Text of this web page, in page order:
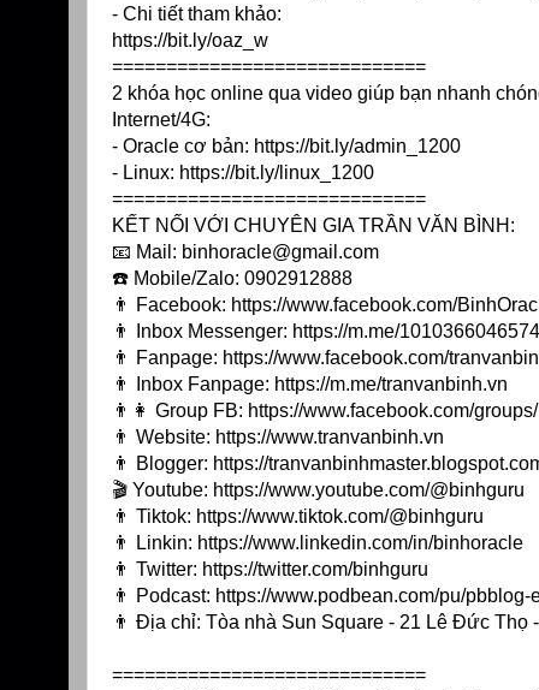
- Chi tiết tham khảo:
https://bit.ly/oaz_w
=============================
2 khóa học online qua video giúp bạn nhanh
Internet/4G:
- Oracle cơ bản: https://bit.ly/admin_1200
- Linux: https://bit.ly/linux_1200
=============================
KẾT NỐI VỚI CHUYÊN GIA TRẦN VĂN BÌNH:
📧 Mail: binhoracle@gmail.com
☎️ Mobile/Zalo: 0902912888
👨 Facebook: https://www.facebook.com/
👨 Inbox Messenger: https://m.me/
👨 Fanpage: https://www.facebook.com/
👨 Inbox Fanpage: https://m.me/tranvanbinh.vn
👨👩 Group FB: https://www.facebook.com/
👨 Website: https://www.tranvanbinh.vn
👨 Blogger: https://
🎬 Youtube: https://www.youtube.com/@binhguru
👨 Tiktok: https://www.tiktok.com/@binhguru
👨 Linkin: https://www.linkedin.com/in/binhoracle
👨 Twitter: https://twitter.com/binhguru
👨 Podcast: https://www.podbean.com/pu/pbblog-
👨 Địa chỉ: Tòa nhà Sun Square - 21 Lê Đức
=============================